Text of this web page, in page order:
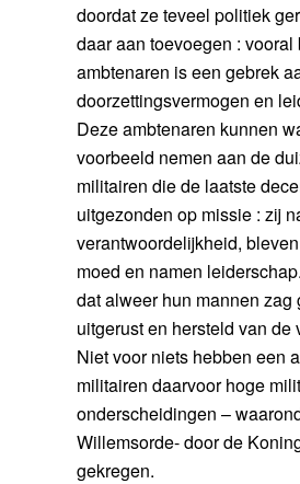
doordat ze teveel politiek
daar aan toevoegen :
ambtenaren is een gebrek
doorzettingsvermogen en
Deze ambtenaren kunnen
voorbeeld nemen aan de
militairen die de laatste
uitgezonden op missie : zij
verantwoordelijkheid,
moed en namen
dat alweer hun mannen
uitgerust en hersteld van de
Niet voor niets hebben een
militairen daarvoor hoge
onderscheidingen –
Willemsorde- door de
gekregen.